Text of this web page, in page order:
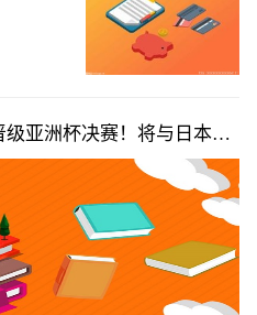
亚洲杯决赛！将与日本女